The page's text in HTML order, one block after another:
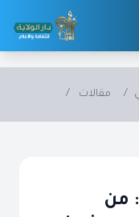
/ مقالات /
من